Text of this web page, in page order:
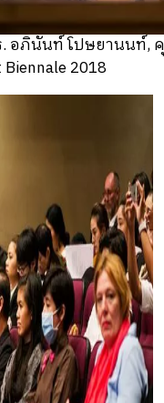
. อภินันท์ โปษยานน
2018